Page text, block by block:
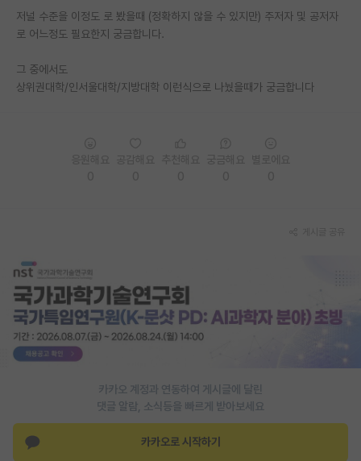
임용 후기 게시판
인문사회 계열 게시판
커리어
유학교육
이벤트
반도체 아카데미
저널 수준을 이정도 로 봤을때 (정확하지 않을 수 있지만) 주저자 및 공저자
로 어느정도 필요한지 궁금합니다.
그 중에서도
상위권대학/인서울대학/지방대학 이런식으로 나눴을때가 궁금합니다
카카오 계정과 연동하여 게시글에 달린
댓글 알람, 소식등을 빠르게 받아보세요
카카오로 시작하기